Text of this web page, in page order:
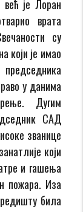
већ је Лоран
врата
су
који је имао
у данима
Дугим
САД
званице
који
и гашења
пожара. Иза
била